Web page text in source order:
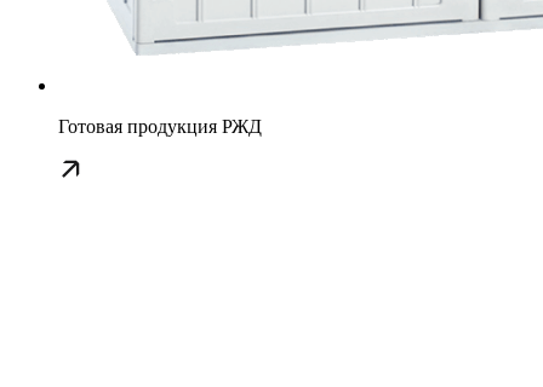
Готовая продукция РЖД